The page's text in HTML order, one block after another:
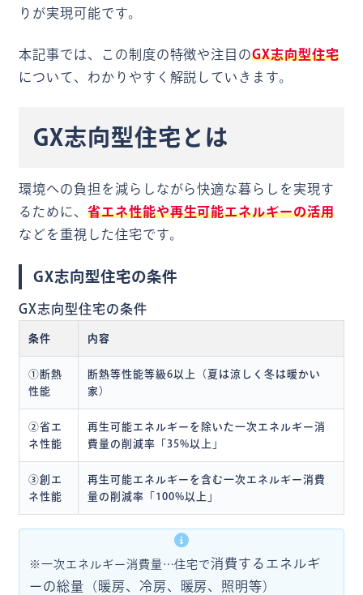
りが実現可能です。
本記事では、この制度の特徴や注目のGX志向型住宅
について、わかりやすく解説していきます。
GX志向型住宅とは
環境への負担を減らしながら快適な暮らしを実現す
るために、 省エネ性能や再生可能エネルギーの活用
などを重視した住宅です。
GX志向型住宅の条件
GX志向型住宅の条件
条件 内容
①断熱
性能
断熱等性能等級6以上（夏は涼しく冬は暖かい
家）
②省エ
ネ性能
再生可能エネルギーを除いた一次エネルギー消
費量の削減率「35%以上」
③創エ
ネ性能
再生可能エネルギーを含む一次エネルギー消費
量の削減率「100%以上」
※一次エネルギー消費量…住宅で消費するエネルギ
ーの総量（暖房、冷房、暖房、照明等）